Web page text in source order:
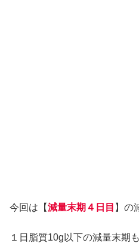
今回は【減量末期４日目 】の
１日脂質10g以下の減量末期